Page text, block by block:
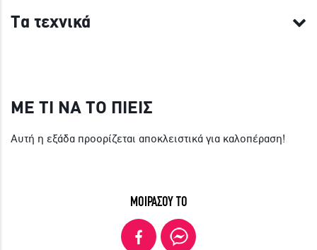
Τα τεχνικά
ΜΕ ΤΙ ΝΑ ΤΟ ΠΙΕΙΣ
Αυτή η εξάδα προορίζεται αποκλειστικά για καλοπέραση!
ΜΟΙΡΑΣΟΥ ΤΟ